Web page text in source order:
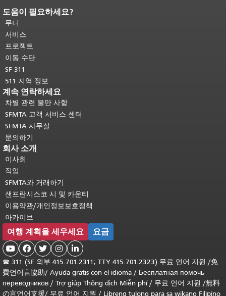
페이지 내용 끝입니다.이 페이지의 나
머지 내용은 모든 페이지에 반복됩니
다.메인 콘텐츠 상단으로 돌아가려면
여기를 클릭하십시오
도움이 필요하세요?
무니
서비스
프로젝트
이동 수단
SF 311
511 지역 정보
계속 연락하세요
차별 관련 불만 사항
SFMTA 고객 서비스 센터
SFMTA 사무실
문의하기
회사 소개
이사회
직업
SFMTA와 거래하기
샌프란시스코 시 및 카운티
이용약관/개인정보보호정책
아카이브
여행 계획을 세우세요 요금
    
☎ 311 (SF 외부 415.701.2311; TTY 415.701.2323) 무료 언어 지원 /免
費언어言協助/ Ayuda gratis con el idioma / Бесплатная помочь
переводчиков / Trợ giúp Thông dịch Miễn phí/ 무료 언어 지원 /無料
の言언어支援/ 무료 언어 지원 / Libreng tulong para sa wikang Filipino